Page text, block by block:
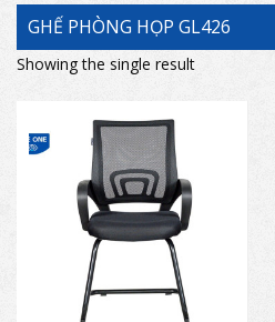
GHẾ PHÒNG HỌP GL426
Showing the single result